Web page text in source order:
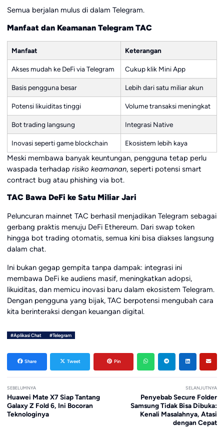
Semua berjalan mulus di dalam Telegram.
Manfaat dan Keamanan Telegram TAC
Manfaat Keterangan
Akses mudah ke DeFi via Telegram Cukup klik Mini App
Basis pengguna besar Lebih dari satu miliar akun
Potensi likuiditas tinggi Volume transaksi meningkat
Bot trading langsung Integrasi Native
Inovasi seperti game blockchain Ekosistem lebih kaya
Meski membawa banyak keuntungan, pengguna tetap perlu
waspada terhadap risiko keamanan, seperti potensi smart
contract bug atau phishing via bot.
TAC Bawa DeFi ke Satu Miliar Jari
Peluncuran mainnet TAC berhasil menjadikan Telegram sebagai
gerbang praktis menuju DeFi Ethereum. Dari swap token
hingga bot trading otomatis, semua kini bisa diakses langsung
dalam chat.
Ini bukan gegap gempita tanpa dampak: integrasi ini
membawa DeFi ke audiens masif, meningkatkan adopsi,
likuiditas, dan memicu inovasi baru dalam ekosistem Telegram.
Dengan pengguna yang bijak, TAC berpotensi mengubah cara
kita berinteraksi dengan keuangan digital.
#Aplikasi Chat #Telegram
Share Tweet Pin
SEBELUMNYA
Huawei Mate X7 Siap Tantang
Galaxy Z Fold 6, Ini Bocoran
Teknologinya
SELANJUTNYA
Penyebab Secure Folder
Samsung Tidak Bisa Dibuka:
Kenali Masalahnya, Atasi
dengan Cepat